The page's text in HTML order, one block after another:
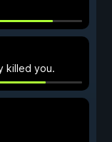
killed you.